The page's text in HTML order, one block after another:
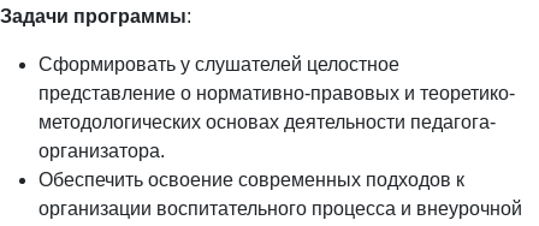
Задачи программы:
Сформировать у слушателей целостное
представление о нормативно-правовых и теоретико-
методологических основах деятельности педагога-
организатора.
Обеспечить освоение современных подходов к
организации воспитательного процесса и внеурочной